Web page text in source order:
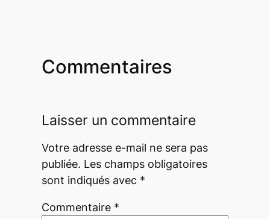
Commentaires
Laisser un commentaire
Votre adresse e-mail ne sera pas
publiée. Les champs obligatoires
sont indiqués avec *
Commentaire *